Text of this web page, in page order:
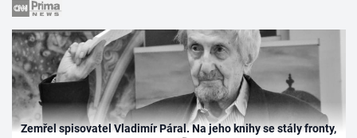
Zemřel spisovatel Vladimír Páral. Na jeho knihy se stály fronty,